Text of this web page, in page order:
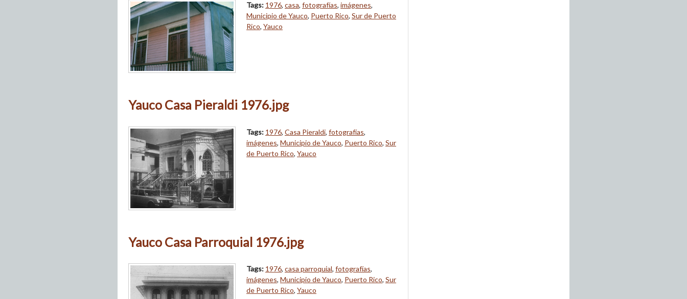
Tags: 1976, casa, fotografías, imágenes,
Municipio de Yauco, Puerto Rico, Sur de Puerto
Rico, Yauco
Yauco Casa Pieraldi 1976.jpg
Tags: 1976, Casa Pieraldi, fotografías,
imágenes, Municipio de Yauco, Puerto Rico, Sur
de Puerto Rico, Yauco
Yauco Casa Parroquial 1976.jpg
Tags: 1976, casa parroquial, fotografías,
imágenes, Municipio de Yauco, Puerto Rico, Sur
de Puerto Rico, Yauco